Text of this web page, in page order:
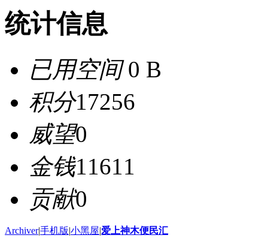
统计信息
已用空间0 B
积分17256
威望0
金钱11611
贡献0
Archiver|手机版|小黑屋|爱上神木便民汇